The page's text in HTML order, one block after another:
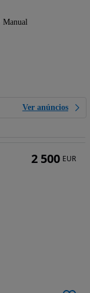
Manual
Ver anúncios
2 500 EUR